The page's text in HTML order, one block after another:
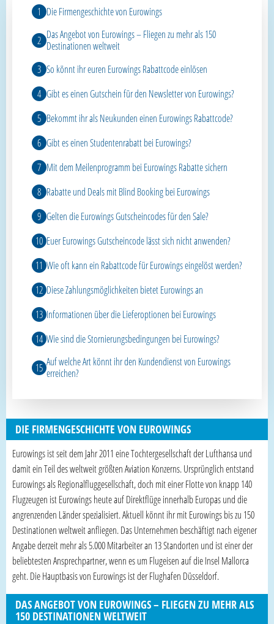
Die Firmengeschichte von Eurowings
Das Angebot von Eurowings – Fliegen zu mehr als 150
Destinationen weltweit
So könnt ihr euren Eurowings Rabattcode einlösen
Gibt es einen Gutschein für den Newsletter von Eurowings?
Bekommt ihr als Neukunden einen Eurowings Rabattcode?
Gibt es einen Studentenrabatt bei Eurowings?
Mit dem Meilenprogramm bei Eurowings Rabatte sichern
Rabatte und Deals mit Blind Booking bei Eurowings
Gelten die Eurowings Gutscheincodes für den Sale?
Euer Eurowings Gutscheincode lässt sich nicht anwenden?
Wie oft kann ein Rabattcode für Eurowings eingelöst werden?
Diese Zahlungsmöglichkeiten bietet Eurowings an
Informationen über die Lieferoptionen bei Eurowings
Wie sind die Stornierungsbedingungen bei Eurowings?
Auf welche Art könnt ihr den Kundendienst von Eurowings
erreichen?
DIE FIRMENGESCHICHTE VON EUROWINGS
Eurowings ist seit dem Jahr 2011 eine Tochtergesellschaft der Lufthansa und
damit ein Teil des weltweit größten Aviation Konzerns. Ursprünglich entstand
Eurowings als Regionalfluggesellschaft, doch mit einer Flotte von knapp 140
Flugzeugen ist Eurowings heute auf Direktflüge innerhalb Europas und die
angrenzenden Länder spezialisiert. Aktuell könnt ihr mit Eurowings bis zu 150
Destinationen weltweit anfliegen. Das Unternehmen beschäftigt nach eigener
Angabe derzeit mehr als 5.000 Mitarbeiter an 13 Standorten und ist einer der
beliebtesten Ansprechpartner, wenn es um Flugeisen auf die Insel Mallorca
geht. Die Hauptbasis von Eurowings ist der Flughafen Düsseldorf.
DAS ANGEBOT VON EUROWINGS – FLIEGEN ZU MEHR ALS
150 DESTINATIONEN WELTWEIT